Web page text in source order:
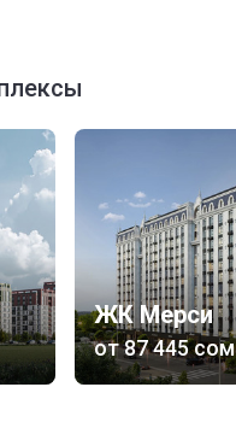
ЖК Мерси
от‍87 445 сом